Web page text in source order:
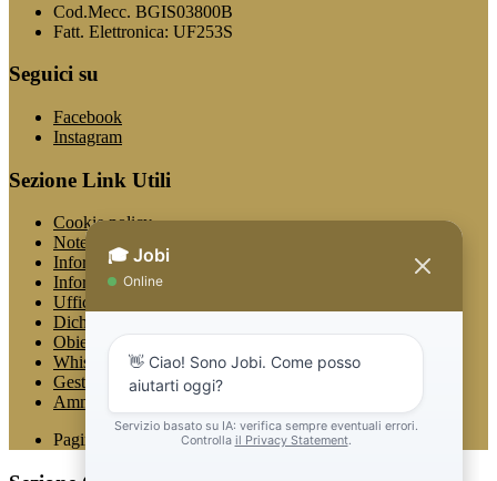
Cod.Mecc. BGIS03800B
Fatt. Elettronica: UF253S
Seguici su
Facebook
Instagram
Sezione Link Utili
Cookie policy
Note legali
Informativa Privacy
Informativa Privacy chatbot Jobi
Ufficio Relazioni con il Pubblico
Dichiarazione di accessibilità
Obiettivi di accessibilità
Whistleblowing
Gestione consensi cookie
Amministrazione trasparente
Pagina visualizzata2231volte